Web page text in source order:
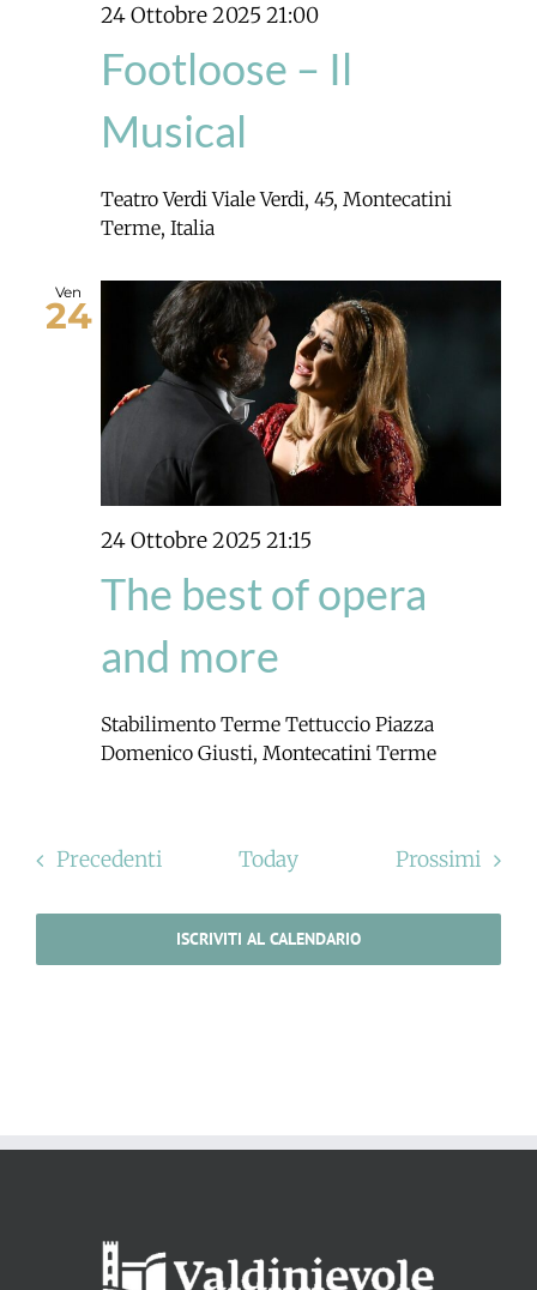
24 Ottobre 2025 21:00
Footloose – Il
Musical
Teatro VerdiViale Verdi, 45, Montecatini
Terme, Italia
Ven
24
24 Ottobre 2025 21:15
The best of opera
and more
Stabilimento Terme Tettuccio Piazza
Domenico Giusti, Montecatini Terme
Eventi
Precedenti Today Prossimi
ISCRIVITI AL CALENDARIO